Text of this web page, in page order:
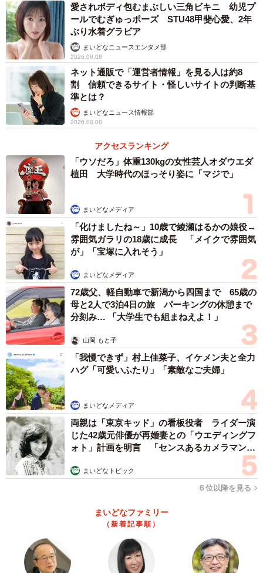
愛されボディ包むまぶしい三角ビキニ 幼児プ
ールでむぎゅっポーズ STU48甲斐心愛、2年
ぶり水着グラビア
まいどなニュースエンタメ部
2026.08.08
ネット通販で「運営者情報」を見る人は約8
割 信頼できるサイト・怪しいサイトの判断基
準とは？
まいどなニュース情報部
2026.08.08
アクセスランキング
「ウソだろ」体重130kgの女性芸人オダウエダ
植田 大学時代のほっそり姿に「マジで」
まいどなメディア
「化けましたね～」10歳で綾瀬はるかの娘役→
雰囲気ガラリの18歳に成長 「メイクで雰囲気
が」「宝塚に入れそう」
まいどなメディア
72歳父、軽自動車で新潟から四国まで 65歳の
母と2人で3泊4日の旅 パーキングの休憩まで
分刻み… 「大学生でも組まねえよ！」
山岡 もと子
「我慢できず」村上佳菜子、イケメン夫と全力
ハグ「可愛いふたり」「素敵なご夫婦」
まいどなメディア
両親は「東京キッド」の看板役者 ライダー演
じた42歳元俳優が再婚妻との「ウエディングフ
ォト」計画を明言 「センスあるカメラマン求
まいどなトピック
６位以降を見る
まいどなファミリー
（新着記事順）